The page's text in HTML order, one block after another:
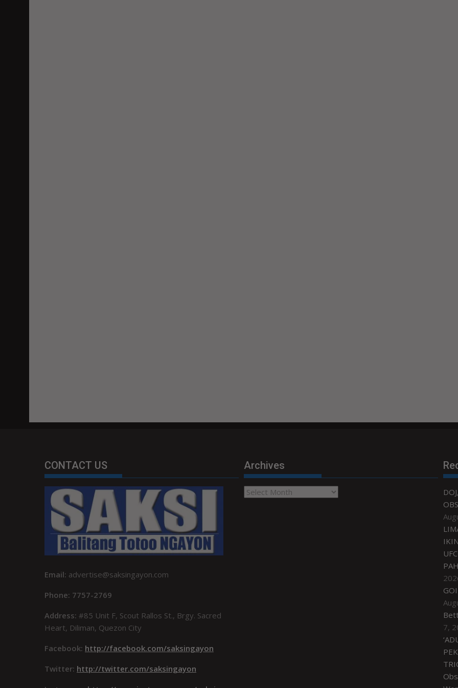
CONTACT US
Email: advertise@saksingayon.com
Phone: 7757-2769
Address: #85 Unit F, Scout Rallos St., Brgy. Sacred
Heart, Diliman, Quezon City
Facebook: http://facebook.com/saksingayon
Twitter: http://twitter.com/saksingayon
Archives
Archives
7,